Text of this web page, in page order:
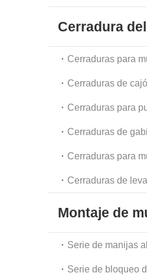
Cerradura
Cerraduras de
Cerraduras de
Cerraduras para
Cerraduras de leva
Montaje de